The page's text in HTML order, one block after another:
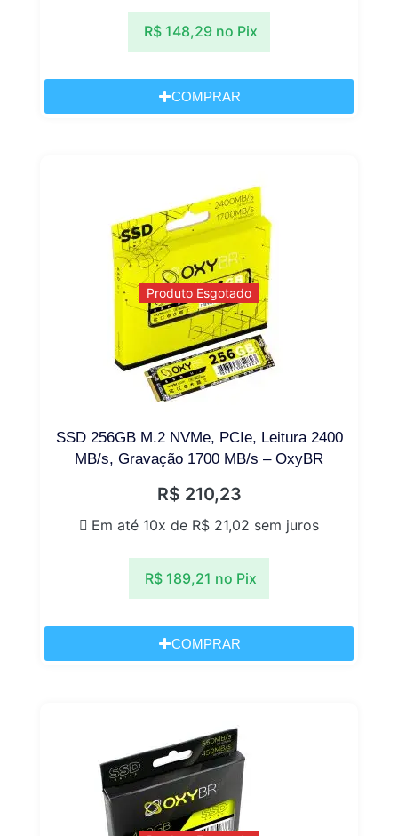
R$ 148,29 no Pix
COMPRAR
Produto Esgotado
SSD 256GB M.2 NVMe, PCIe, Leitura 2400
MB/s, Gravação 1700 MB/s – OxyBR
R$ 210,23
Em até 10x de R$ 21,02 sem juros
R$ 189,21 no Pix
COMPRAR